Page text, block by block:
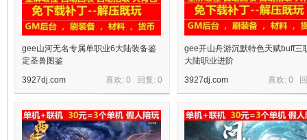
gee山河无名专属单职业6大陆装备鉴
定圣兽图鉴
喜欢: 0 回复: 0
3927dj.com
gee开山舟游沉默特色天赋buff三
大陆职业进阶
喜欢: 0
3927dj.com